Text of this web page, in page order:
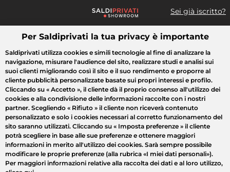
Sei già iscritto?
Cosa cerchi?
Tutte le vendite Moda Casa Bellezza Elettrodomestici
Per Saldiprivati la tua privacy è importante
Saldiprivati utilizza cookies e simili tecnologie al fine di analizzare la
navigazione, misurare l'audience del sito, realizzare studi e analisi sui
suoi clienti migliorando così il sito e il suo rendimento e proporre al
cliente pubblicità personalizzate basate sui propri interessi e profilo.
Cliccando su « Accetto », il cliente dà il proprio consenso all'utilizzo dei
cookies e alla condivisione delle informazioni raccolte con i nostri
partner. Scegliendo « Rifiuto » il cliente non riceverà contenuto
personalizzato e solo i cookies necessari al corretto funzionamento del
sito saranno utilizzati. Cliccando su « Imposta preferenze » il cliente
potrà scegliere in base alle sue preferenze e ottenere maggiori
informazioni in merito all'utilizzo dei cookies. Sarà sempre possibile
modificare le proprie preferenze (alla rubrica «I miei dati personali»).
Per maggiori informazioni relative alla raccolta dei dati e al loro utilizzo,